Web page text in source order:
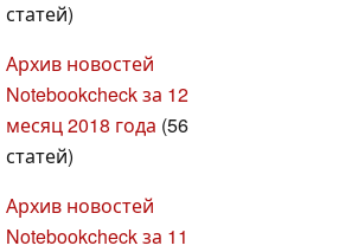
статей)
Архив новостей
Notebookcheck за 12
месяц 2018 года (56
статей)
Архив новостей
Notebookcheck за 11